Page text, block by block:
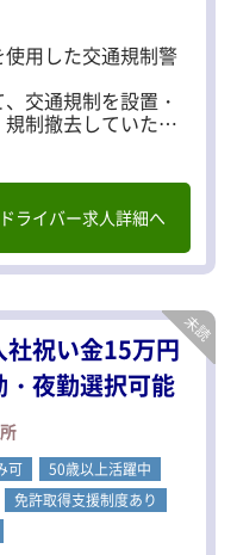
使用した交通規制警
交通規制を設置・
制撤去していただ
方
舎人ライナーの谷
ク置き場
及び東京都内近郊
あり
ではなく、1チーム4
。
時間取れます。
量なものが中心の
、女性スタッフも
環境です。
ドライバー求人詳細へ
祝い金15万円
夜勤選択可能
可
50歳以上活躍中
免許取得支援制度あり